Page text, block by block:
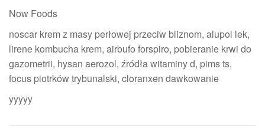
Now Foods
noscar krem z masy perłowej przeciw bliznom, alupol lek,
lirene kombucha krem, airbufo forspiro, pobieranie krwi do
gazometrii, hysan aerozol, źródła witaminy d, pims ts,
focus piotrków trybunalski, cloranxen dawkowanie
yyyyy